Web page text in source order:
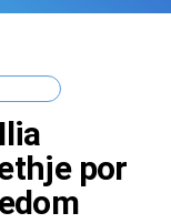
por